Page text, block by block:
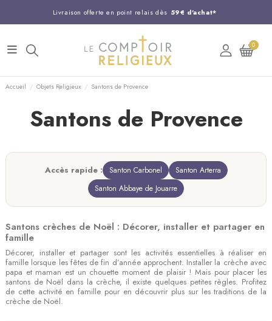
Livraison offerte en point relais dès 59€ d'achat*
Entreprise Française familiale
Support client disponible au 03 20 24 74 15
Commandez avant 14H, expédition le jour même !
0
Accueil Objets Religieux Santons de Provence
Santons de Provence
Accès rapide : Santon Carbonel
Santon Arterra
Santon Abbaye de Jouarre
Santons crèches de Noël : Décorer, installer et partager en
famille
Décorer, installer et partager sont les activités essentielles à réaliser en
famille lorsque les fêtes de fin d’année approchent. Installer la crèche avec
papa et maman est un chouette moment de plaisir ! Mais pour placer les
santons de Noël dans la crèche, il existe quelques petites règles. Profitez
de cette activité en famille pour en découvrir plus sur les traditions de la
crèche de Noël.